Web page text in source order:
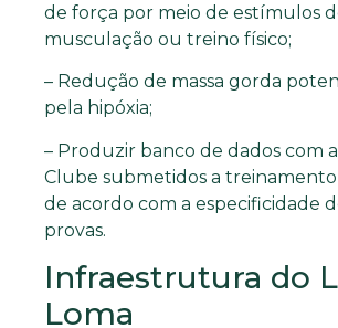
de força por meio de estímulos
musculação ou treino físico;
– Redução de massa gorda
pela hipóxia;
– Produzir banco de dados com
Clube submetidos a
de acordo com a especificidade
provas.
Infraestrutura do
Loma